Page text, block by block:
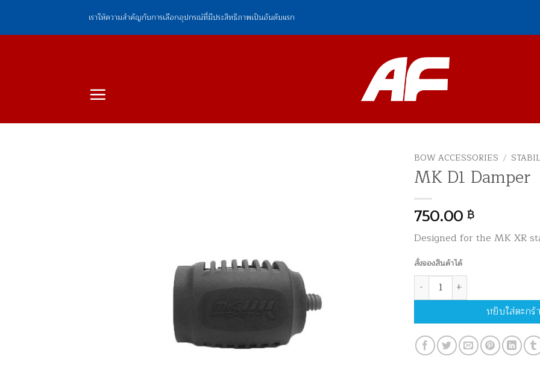
ยัง
เราให้ความสำคัญกับการเลือกอุปกรณ์ที่มีประสิทธิภาพเป็นอันดับแรก
BOW ACCESSORIES /
MK D1 Damper
750.00 ฿
Designed for the MK XR
สั่งจองสินค้าได้
จำนวน MK D1 Damper ชิ้น
หยิบใส่ตะกร้